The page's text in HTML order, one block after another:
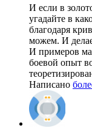
И если в
угадайте в
благодаря
можем. И
И примеров
боевой опыт
Написано